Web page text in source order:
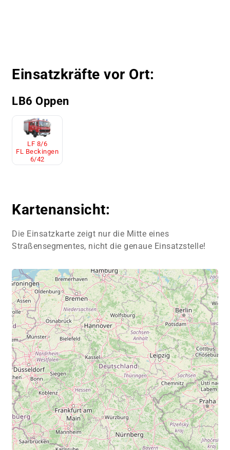
Einsatzkräfte vor Ort:
LB6 Oppen
LF 8/6
FL Beckingen
6/42
Kartenansicht:
Die Einsatzkarte zeigt nur die Mitte eines
Straßensegmentes, nicht die genaue Einsatzstelle!